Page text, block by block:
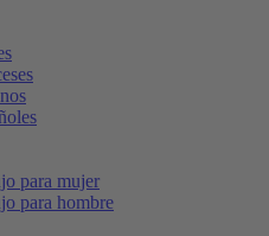
para mujer
para hombre